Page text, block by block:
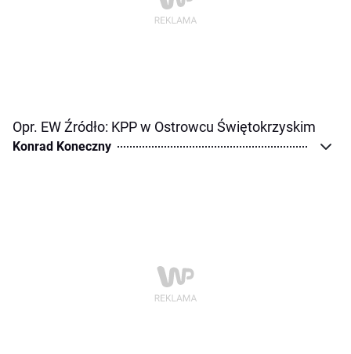
Opr. EW Źródło: KPP w Ostrowcu Świętokrzyskim
Konrad Koneczny